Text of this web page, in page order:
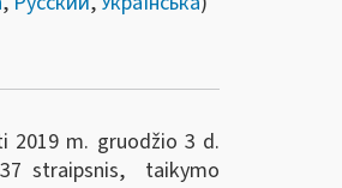
2019 m. gruodžio 3 d.
straipsnis, taikymo